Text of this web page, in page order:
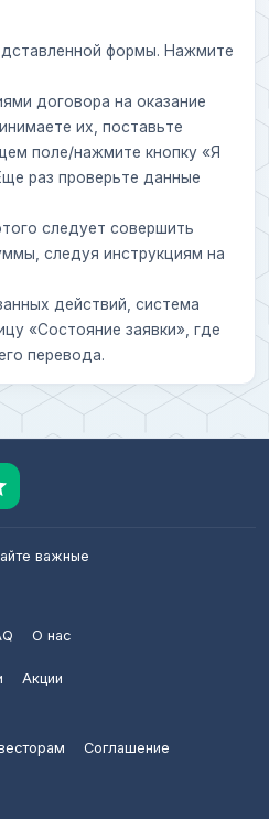
формы. Нажмите
договора на оказание
их, поставьте
поле/нажмите кнопку «Я
раз проверьте данные
следует совершить
следуя инструкциям на
действий, система
«Состояние заявки», где
перевода.
важные
О нас
Акции
Соглашение